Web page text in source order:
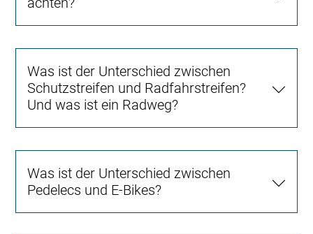
Was ist der Unterschied zwischen
Schutzstreifen und Radfahrstreifen?
Und was ist ein Radweg?
Was ist der Unterschied zwischen
Pedelecs und E-Bikes?